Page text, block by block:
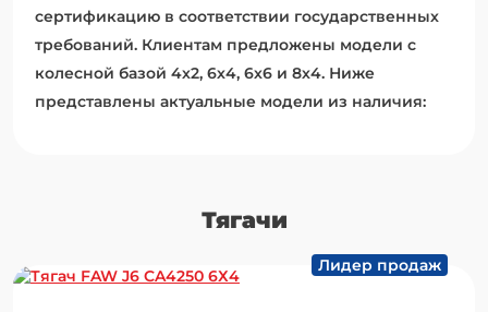
сертификацию в соответствии государственных
требований. Клиентам предложены модели с
колесной базой 4х2, 6х4, 6х6 и 8х4. Ниже
представлены актуальные модели из наличия:
Тягачи
Лидер продаж